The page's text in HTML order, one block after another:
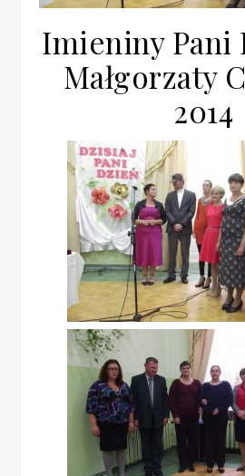
Imieniny
Małgorzaty
2014